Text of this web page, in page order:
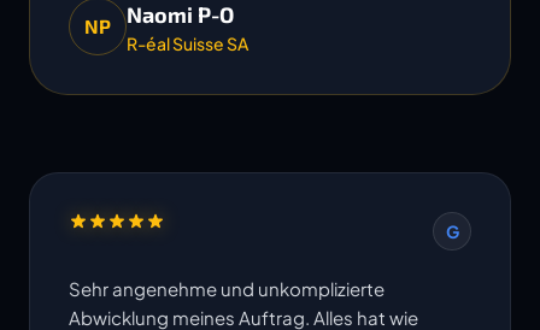
NP Naomi P-O
R-éal Suisse SA
G
Sehr angenehme und unkomplizierte
Abwicklung meines Auftrag. Alles hat wie